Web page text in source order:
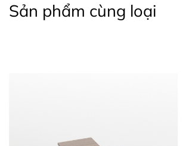
Sản phẩm cùng loại